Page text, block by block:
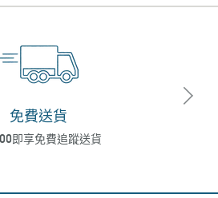
免費送貨
即享免費追蹤送貨